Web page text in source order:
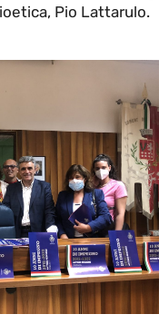
Pio Lattarulo.